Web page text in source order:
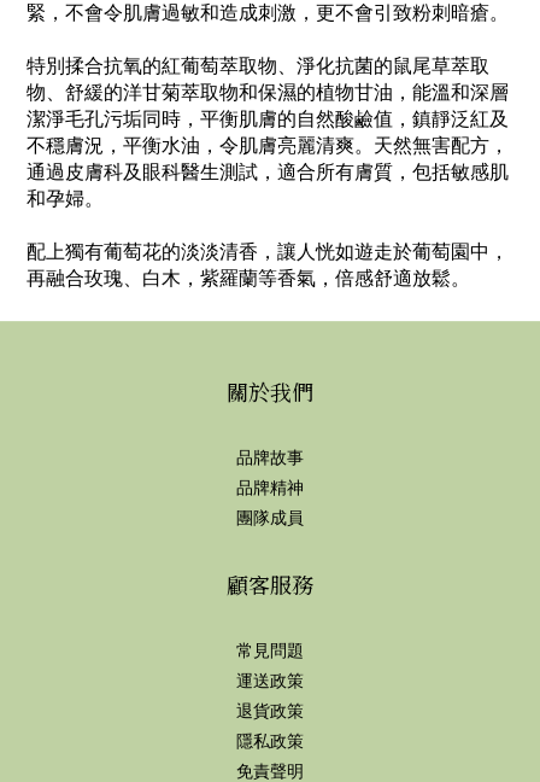
緊，不會令肌膚過敏和造成刺激，更不會引致粉刺暗瘡。
特別揉合抗氧的紅葡萄萃取物、淨化抗菌的鼠尾草萃取
物、舒緩的洋甘菊萃取物和保濕的植物甘油，能溫和深層
潔淨毛孔污垢同時，平衡肌膚的自然酸鹼值，鎮靜泛紅及
不穩膚況，平衡水油，令肌膚亮麗清爽。天然無害配方，
通過皮膚科及眼科醫生測試，適合所有膚質，包括敏感肌
和孕婦。
配上獨有葡萄花的淡淡清香，讓人恍如遊走於葡萄園中，
再融合玫瑰、白木，紫羅蘭等香氣，倍感舒適放鬆。
關於我們
品牌故事
品牌精神
團隊成員
顧客服務
常見問題
運送政策
退貨政策
隱私政策
免責聲明